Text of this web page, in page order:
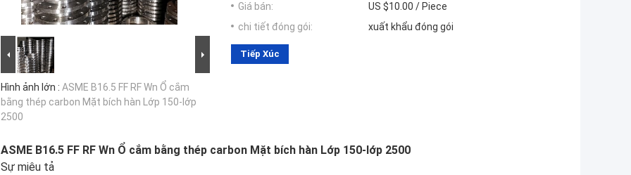
Hình ảnh lớn : ASME B16.5 FF RF Wn Ổ cắm
bằng thép carbon Mặt bích hàn Lớp 150-lớp
2500
Giá bán:
US $10.00 / Piece
chi tiết đóng gói:
xuất khẩu đóng gói
Tiếp Xúc
ASME B16.5 FF RF Wn Ổ cắm bằng thép carbon Mặt bích hàn Lớp 150-lớp 2500
Sự miêu tả